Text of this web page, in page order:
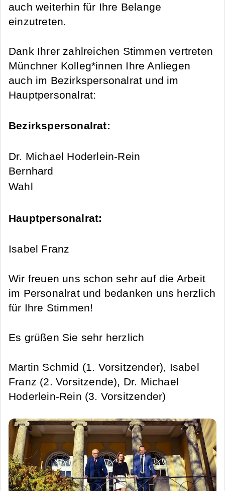
auch weiterhin für Ihre Belange
einzutreten.
Dank Ihrer zahlreichen Stimmen vertreten
Münchner Kolleg*innen Ihre Anliegen
auch im Bezirkspersonalrat und im
Hauptpersonalrat:
Bezirkspersonalrat:
Dr. Michael Hoderlein-Rein
Bernhard
Wahl
Hauptpersonalrat:
Isabel Franz
Wir freuen uns schon sehr auf die Arbeit
im Personalrat und bedanken uns herzlich
für Ihre Stimmen!
Es grüßen Sie sehr herzlich
Martin Schmid (1. Vorsitzender), Isabel
Franz (2. Vorsitzende), Dr. Michael
Hoderlein-Rein (3. Vorsitzender)